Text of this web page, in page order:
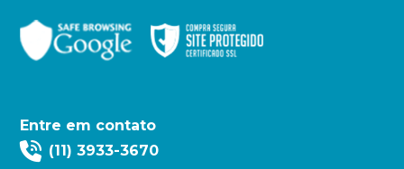
Entre em contato
(11) 3933-3670